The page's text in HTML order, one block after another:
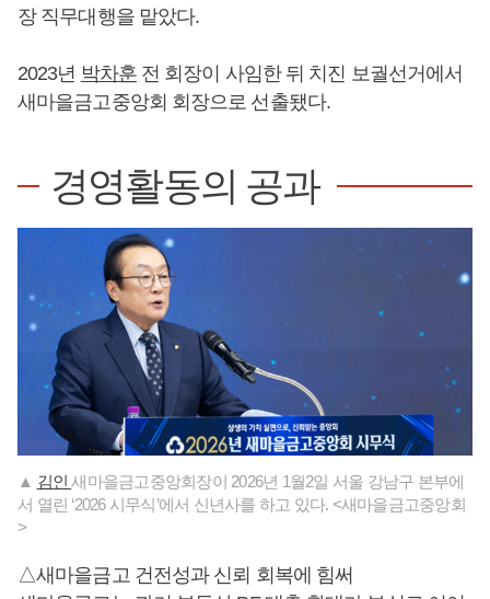
장 직무대행을 맡았다.
2023년 박차훈전 회장이 사임한 뒤 치진 보궐선거에서
새마을금고중앙회 회장으로 선출됐다.
경영활동의 공과
▲ 김인새마을금고중앙회장이 2026년 1월2일 서울 강남구 본부에
서 열린 ‘2026 시무식’에서 신년사를 하고 있다. <새마을금고중앙회
>
△새마을금고 건전성과 신뢰 회복에 힘써